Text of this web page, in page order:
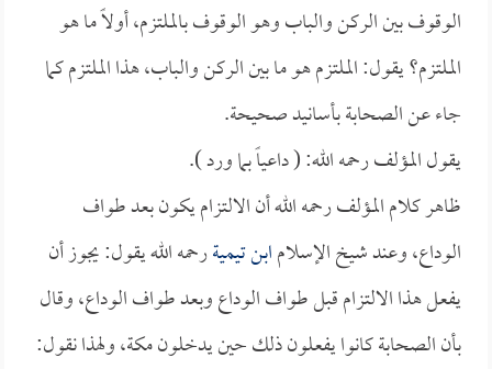
الوقوف بين الركن والباب وهو الوقوف بالملتزم، أولاً ما هو
الملتزم؟ يقول: الملتزم هو ما بين الركن والباب، هذا الملتزم كما
جاء عن الصحابة بأسانيد صحيحة.
يقول المؤلف رحمه الله: ( داعياً بما ورد ).
ظاهر كلام المؤلف رحمه الله أن الالتزام يكون بعد طواف
الوداع، وعند شيخ الإسلامابن تيميةرحمه الله يقول: يجوز أن
يفعل هذا الالتزام قبل طواف الوداع وبعد طواف الوداع، وقال
بأن الصحابة كانوا يفعلون ذلك حين يدخلون مكة، ولهذا نقول: